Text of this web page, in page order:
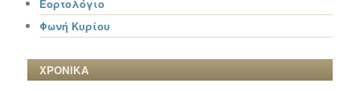
Εορτολόγιο
Φωνή Κυρίου
ΧΡΟΝΙΚΑ